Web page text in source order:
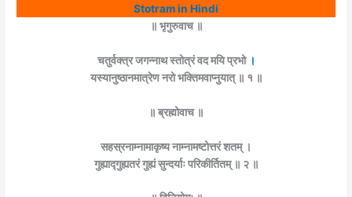
Stotram in Hindi
॥ भृगुरुवाच ॥
चतुर्वक्त्र जगन्नाथ स्तोत्रं वद मयि प्रभो ।
यस्यानुष्ठानमात्रेण नरो भक्तिमवाप्नुयात् ॥ १ ॥
॥ ब्रह्मोवाच ॥
सहस्रनाम्नामाकृष्य नाम्नामष्टोत्तरं शतम् ।
गुह्याद्गुह्यतरं गुह्यं सुन्दर्याः परिकीर्तितम् ॥ २ ॥